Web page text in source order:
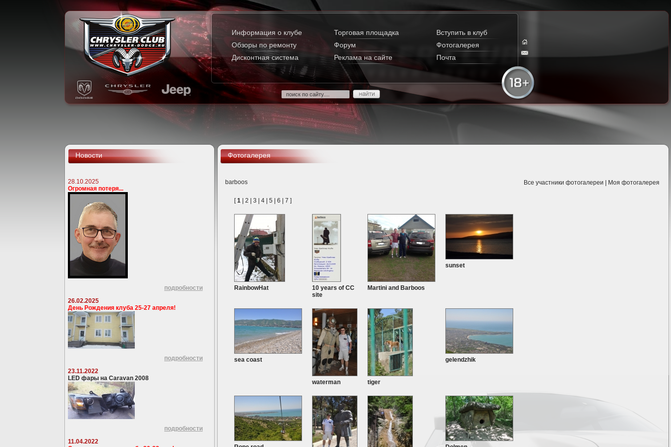
Информация о клубе Торговая площадка
Вступить в клуб
Обзоры по ремонту
Форум
Фотогалерея
Дисконтная система
Реклама на сайте Почта
Новости
28.10.2025
Огромная потеря...
подробности
26.02.2025
День Рождения клуба 25-27 апреля!
подробности
23.11.2022
LED фары на Caravan 2008
подробности
11.04.2022
Фотогалерея
barboos Все участники фотогалереи Моя фотогалерея
[1 2 3 4 5 6 7 ]
RainbowHat
10 years of CC
site
Martini and Barboos
sunset
sea coast
waterman tiger
gelendzhik